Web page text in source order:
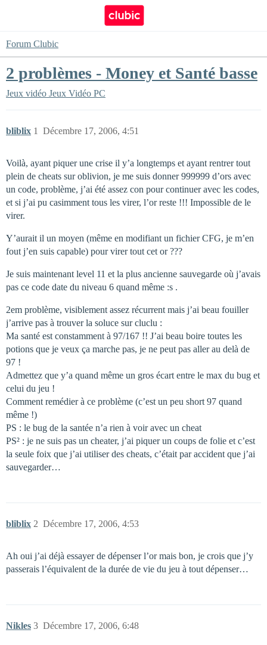
Forum Clubic
2 problèmes - Money et Santé basse
Jeux vidéo Jeux Vidéo PC
bliblix Décembre 17, 2006, 4:51
1
Voilà, ayant piquer une crise il y’a longtemps et ayant rentrer tout
plein de cheats sur oblivion, je me suis donner 999999 d’ors avec
un code, problème, j’ai été assez con pour continuer avec les codes,
et si j’ai pu casimment tous les virer, l’or reste !!! Impossible de le
virer.
Y’aurait il un moyen (même en modifiant un fichier CFG, je m’en
fout j’en suis capable) pour virer tout cet or ???
Je suis maintenant level 11 et la plus ancienne sauvegarde où j’avais
pas ce code date du niveau 6 quand même :s .
2em problème, visiblement assez récurrent mais j’ai beau fouiller
j’arrive pas à trouver la soluce sur cluclu :
Ma santé est constamment à 97/167 !! J’ai beau boire toutes les
potions que je veux ça marche pas, je ne peut pas aller au delà de
97 !
Admettez que y’a quand même un gros écart entre le max du bug et
celui du jeu !
Comment remédier à ce problème (c’est un peu short 97 quand
même !)
PS : le bug de la santée n’a rien à voir avec un cheat
PS² : je ne suis pas un cheater, j’ai piquer un coups de folie et c’est
la seule foix que j’ai utiliser des cheats, c’était par accident que j’ai
sauvegarder…
bliblix Décembre 17, 2006, 4:53
2
Ah oui j’ai déjà essayer de dépenser l’or mais bon, je crois que j’y
passerais l’équivalent de la durée de vie du jeu à tout dépenser…
Nikles Décembre 17, 2006, 6:48
3